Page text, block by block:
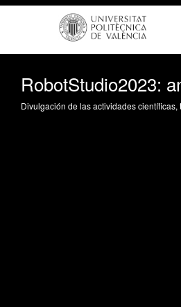
RobotStudio2023:
Divulgación de las actividades